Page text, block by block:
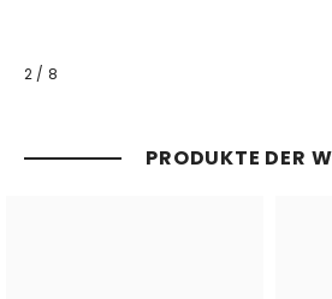
2 / von
8
PRODUKTE DER